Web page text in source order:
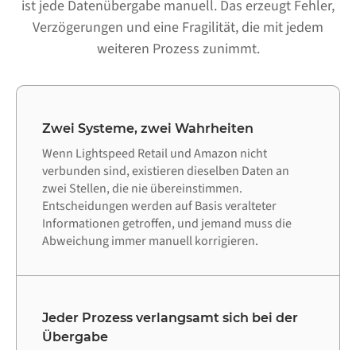
ist jede Datenübergabe manuell. Das erzeugt Fehler,
Verzögerungen und eine Fragilität, die mit jedem
weiteren Prozess zunimmt.
Zwei Systeme, zwei Wahrheiten
Wenn Lightspeed Retail und Amazon nicht
verbunden sind, existieren dieselben Daten an
zwei Stellen, die nie übereinstimmen.
Entscheidungen werden auf Basis veralteter
Informationen getroffen, und jemand muss die
Abweichung immer manuell korrigieren.
Jeder Prozess verlangsamt sich bei der
Übergabe